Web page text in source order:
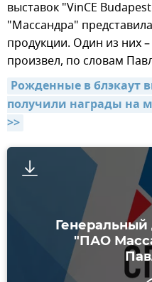
выставок "VinCE
"Массандра"
продукции. Один из них
произвел, по словам
Рожденные в блэкаут
получили награды на
>>
"ПАО